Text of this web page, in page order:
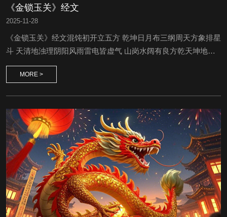
《金锁玉关》经文
2025-11-28
《金锁玉关》经文混饨初开立五方 乾坤日月布三纲周天方象排星
斗 天清地浊理阴阳风雨雷电皆虚气 山岗水阔有良方乾天坤地分
高下 置成顺理送纳常 排成甲子周天地 配合男女两成双四时八节
分昼夜 九宫八卦接天罡五行颠倒推千转 金木水火土中央一百二
MORE >